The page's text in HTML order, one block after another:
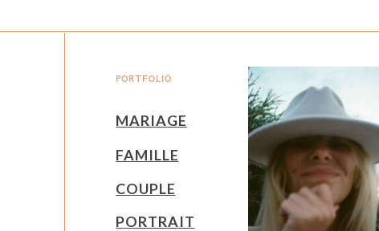
PORTFOLIO
MARIAGE
FAMILLE
COUPLE
PORTRAIT